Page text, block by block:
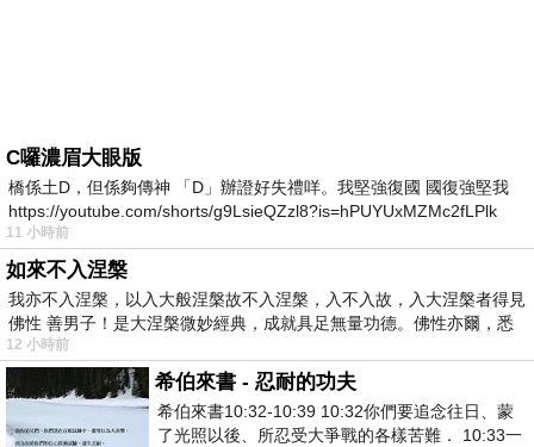
C囉濃眉大眼版
橋係土D，但係夠傳神 「D」辦證好失禮咩。我堅強復國 國復強堅我
https://youtube.com/shorts/g9LsieQZzl8?is=hPUYUxMZMc2fLPlk
11 小時前
如來不入涅槃
我亦不入涅槃，以入大般涅槃故不入涅槃，入不入故，入大涅槃者得見
佛性 善男子！是大涅槃微妙經典，成就具足無量功德。佛性亦爾，悉
12 小時前
希伯來書 - 忍耐的功夫
希伯來書10:32-10:39 10:32你們要追念往日、蒙
了光照以後、所忍受大爭戰的各樣苦難． 10:33一